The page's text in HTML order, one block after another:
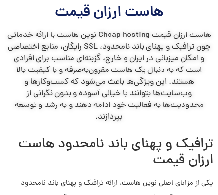
هاست ارزان قیمت
هاست ارزان قیمت Cheap hosting نوین هاست با ارائه خدماتی
چون ترافیک و پهنای باند نامحدود، SSL رایگان، منابع اختصاصی
و امکان میزبانی در ایران و خارج، گزینه‌ای مناسب برای افرادی
است که به دنبال یک هاست مقرون‌به‌صرفه و با کیفیت بالا
هستند. این ویژگی‌ها باعث می‌شود که کسب‌وکارها و
وب‌سایت‌ها بتوانند با خیالی آسوده و بدون نگرانی از
محدودیت‌ها به فعالیت خود ادامه دهند و به رشد و توسعه
بپردازند.
ترافیک و پهنای باند نامحدود هاست
ارزان قیمت
یکی از مزایای اصلی نوین هاست، ارائه ترافیک و پهنای باند نامحدود